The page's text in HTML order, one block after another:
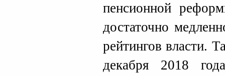
пенсионной
достаточно
рейтингов
декабря 2018